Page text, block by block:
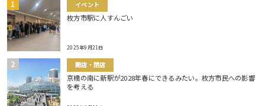
イベント
枚方市駅に人すんごい
2025年9月21日
開店・閉店
京橋の南に新駅が2028年春にできるみたい。枚方市民への影響
を考える